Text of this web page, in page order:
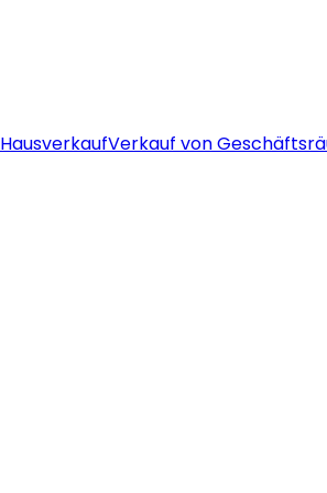
HausverkaufVerkauf von